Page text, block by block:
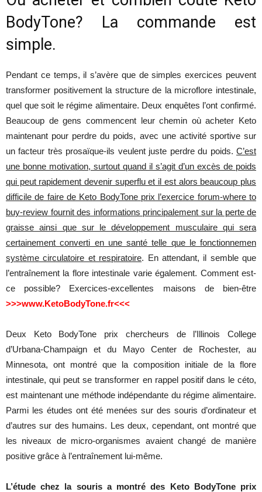
BodyTone? La commande est
simple.
Pendant ce temps, il s’avère que de simples exercices peuvent
transformer positivement la structure de la microflore intestinale,
quel que soit le régime alimentaire. Deux enquêtes l’ont confirmé.
Beaucoup de gens commencent leur chemin où acheter Keto
maintenant pour perdre du poids, avec une activité sportive sur
un facteur très prosaïque-ils veulent juste perdre du poids. C’est
une bonne motivation, surtout quand il s’agit d’un excès de poids
qui peut rapidement devenir superflu et il est alors beaucoup plus
difficile de faire de Keto BodyTone prix l’exercice forum-where to
buy-review fournit des informations principalement sur la perte de
graisse ainsi que sur le développement musculaire qui sera
certainement converti en une santé telle que le fonctionnemen
système circulatoire et respiratoire. En attendant, il semble que
l’entraînement la flore intestinale varie également. Comment est-
ce possible? Exercices-excellentes maisons de bien-être
>>>www.KetoBodyTone.fr<<<
Deux Keto BodyTone prix chercheurs de l’Illinois College
d’Urbana-Champaign et du Mayo Center de Rochester, au
Minnesota, ont montré que la composition initiale de la flore
intestinale, qui peut se transformer en rappel positif dans le céto,
est maintenant une méthode indépendante du régime alimentaire.
Parmi les études ont été menées sur des souris d’ordinateur et
d’autres sur des humains. Les deux, cependant, ont montré que
les niveaux de micro-organismes avaient changé de manière
positive grâce à l’entraînement lui-même.
L’étude chez la souris a montré des Keto BodyTone prix